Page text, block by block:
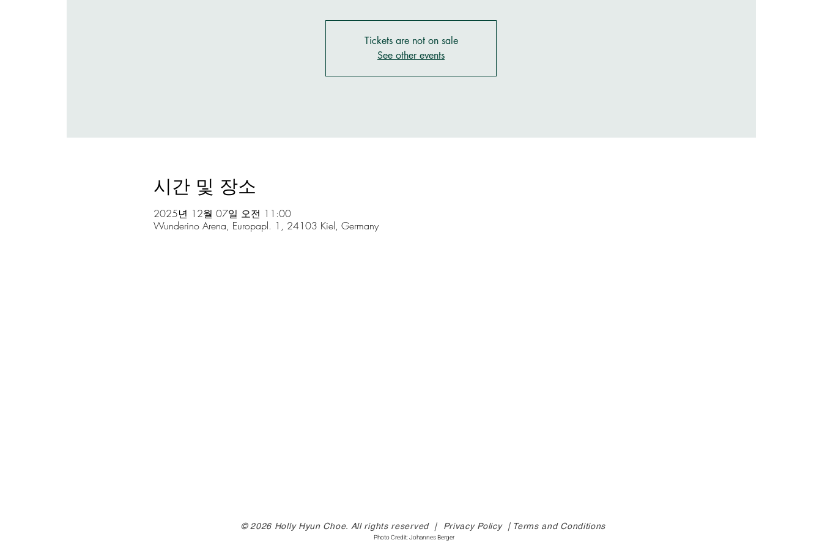
Tickets are not on sale
See other events
시간 및 장소
2025년 12월 07일 오전 11:00
Wunderino Arena, Europapl. 1, 24103 Kiel, Germany
© 2026 Holly Hyun Choe. All rights reserved | Privacy Policy | Terms and Conditions
Photo Credit: Johannes Berger